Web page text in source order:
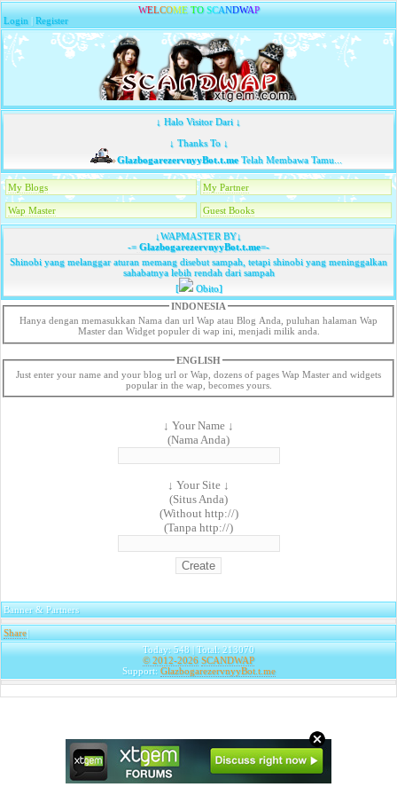
WELCOME TO SCANDWAP
Login |Register
↓ Halo Visitor Dari ↓
↓ Thanks To ↓
GlazbogarezervnyyBot.t.meTelah Membawa Tamu...
My Blogs My Partner
Wap Master Guest Books
↓WAPMASTER BY↓
-=GlazbogarezervnyyBot.t.me=-
Shinobi yang melanggar aturan memang disebut sampah, tetapi shinobi yang meninggalkan
sahabatnya lebih rendah dari sampah
[
Obito]
INDONESIA
Hanya dengan memasukkan Nama dan url Wap atau Blog Anda, puluhan halaman Wap
Master dan Widget populer di wap ini, menjadi milik anda.
ENGLISH
Just enter your name and your blog url or Wap, dozens of pages Wap Master and widgets
popular in the wap, becomes yours.
↓ Your Name ↓
(Nama Anda)
↓ Your Site ↓
(Situs Anda)
(Without http://)
(Tanpa http://)
Banner & Partners
Share|
Today: 548 | Total: 213070
© 2012-2026 SCANDWAP
Support: GlazbogarezervnyyBot.t.me